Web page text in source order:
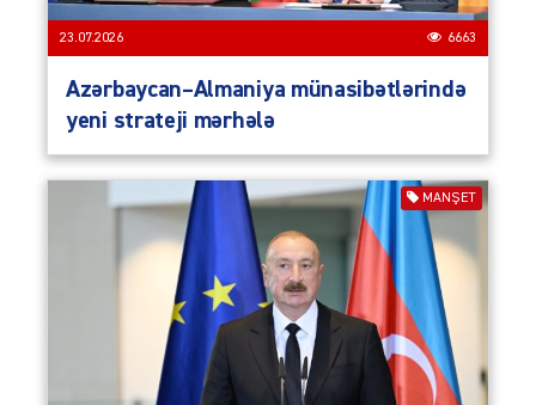
23.07.2026 6663
Azərbaycan–Almaniya münasibətlərində
yeni strateji mərhələ
MANŞET